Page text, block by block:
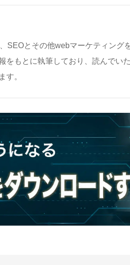
SEOとその他webマーケティング
をもとに執筆しており、読んでい
す。